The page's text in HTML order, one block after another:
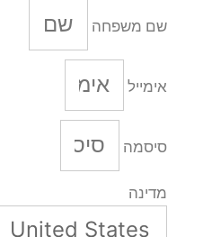
שם משפחה
אימייל
סיסמה
מדינה